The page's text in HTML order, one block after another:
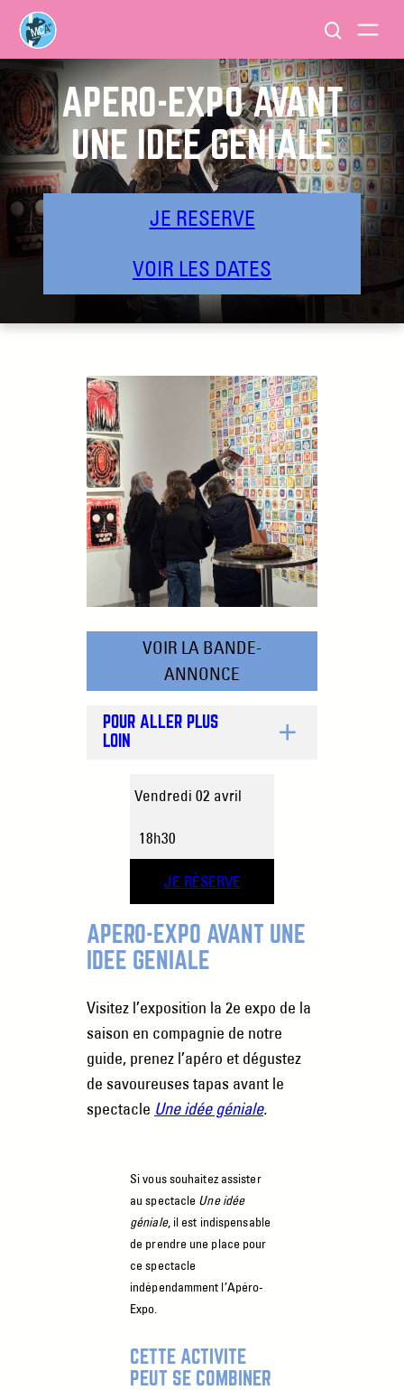
APÉRO-EXPO AVANT
UNE IDÉE GÉNIALE
JE RESERVE
VOIR LES DATES
VOIR LA BANDE-
ANNONCE
POUR ALLER PLUS
LOIN
Vendredi 02 avril
18h30
JE RÉSERVE
APÉRO-EXPO AVANT UNE
IDÉE GÉNIALE
Visitez l’exposition la 2e expo de la
saison en compagnie de notre
guide, prenez l’apéro et dégustez
de savoureuses tapas avant le
spectacle Une idée géniale.
Si vous souhaitez assister
au spectacle Une idée
géniale, il est indispensable
de prendre une place pour
ce spectacle
indépendamment l’Apéro-
Expo.
CETTE ACTIVITÉ
PEUT SE COMBINER